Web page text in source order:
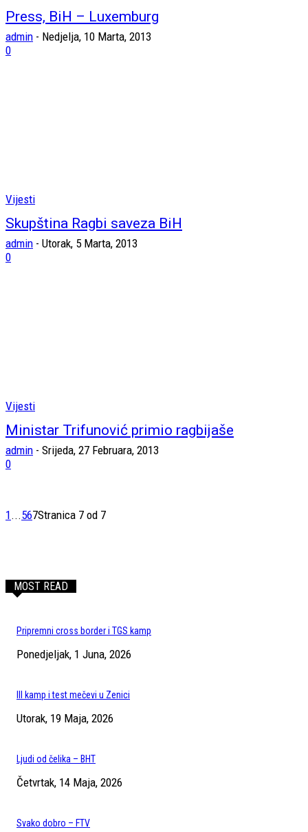
Press, BiH – Luxemburg
admin - Nedjelja, 10 Marta, 2013
0
Vijesti
Skupština Ragbi saveza BiH
admin - Utorak, 5 Marta, 2013
0
Vijesti
Ministar Trifunović primio ragbijaše
admin - Srijeda, 27 Februara, 2013
0
1...567Stranica 7 od 7
MOST READ
Pripremni cross border i TGS kamp
Ponedjeljak, 1 Juna, 2026
III kamp i test mečevi u Zenici
Utorak, 19 Maja, 2026
Ljudi od čelika – BHT
Četvrtak, 14 Maja, 2026
Svako dobro – FTV